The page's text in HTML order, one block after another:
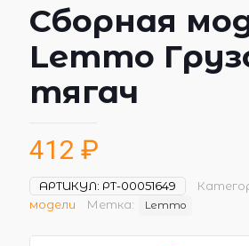
Сборная
Lemmo
тягач
412 ₽
АРТИКУЛ: РТ-00051649
модели
Метка: Lemmo